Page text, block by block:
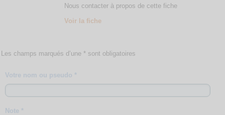
Nous contacter à propos de cette fiche
Voir la fiche
Les champs marqués d’une * sont obligatoires
Votre nom ou pseudo *
Note *